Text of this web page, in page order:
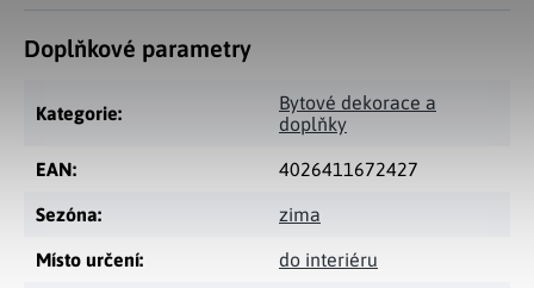
Doplňkové parametry
Kategorie:
Bytové dekorace a
doplňky
EAN: 4026411672427
Sezóna: zima
Místo určení: do interiéru